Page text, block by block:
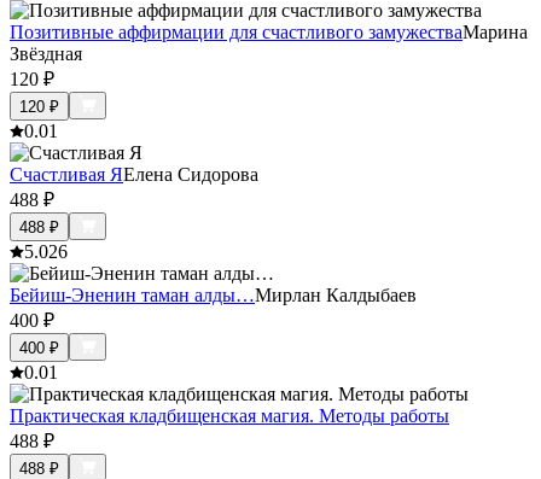
Позитивные аффирмации для счастливого замужестваМарина
Звёздная
120 ₽
120 ₽
0.01
Счастливая ЯЕлена Сидорова
488 ₽
488 ₽
5.026
Бейиш-Эненин таман алды…Мирлан Калдыбаев
400 ₽
400 ₽
0.01
Практическая кладбищенская магия. Методы работы
488 ₽
488 ₽